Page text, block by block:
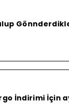
İndirimi İçin